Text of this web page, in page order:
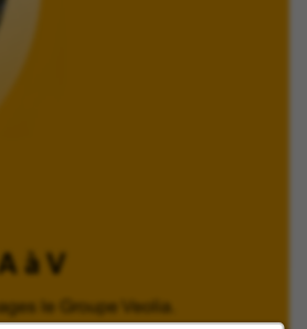
à V
le Groupe Veolia.